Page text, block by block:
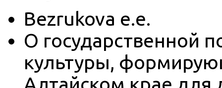
Bezrukova e.e.
О государственной
культуры,
Алтайском крае для